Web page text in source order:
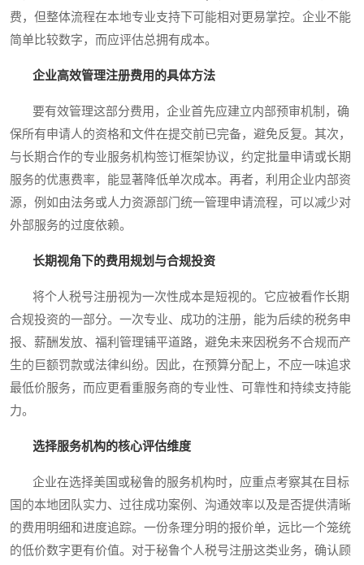
费，但整体流程在本地专业支持下可能相对更易掌控。企业不能
简单比较数字，而应评估总拥有成本。
企业高效管理注册费用的具体方法
要有效管理这部分费用，企业首先应建立内部预审机制，确
保所有申请人的资格和文件在提交前已完备，避免反复。其次，
与长期合作的专业服务机构签订框架协议，约定批量申请或长期
服务的优惠费率，能显著降低单次成本。再者，利用企业内部资
源，例如由法务或人力资源部门统一管理申请流程，可以减少对
外部服务的过度依赖。
长期视角下的费用规划与合规投资
将个人税号注册视为一次性成本是短视的。它应被看作长期
合规投资的一部分。一次专业、成功的注册，能为后续的税务申
报、薪酬发放、福利管理铺平道路，避免未来因税务不合规而产
生的巨额罚款或法律纠纷。因此，在预算分配上，不应一味追求
最低价服务，而应更看重服务商的专业性、可靠性和持续支持能
力。
选择服务机构的核心评估维度
企业在选择美国或秘鲁的服务机构时，应重点考察其在目标
国的本地团队实力、过往成功案例、沟通效率以及是否提供清晰
的费用明细和进度追踪。一份条理分明的报价单，远比一个笼统
的低价数字更有价值。对于秘鲁个人税号注册这类业务，确认顾